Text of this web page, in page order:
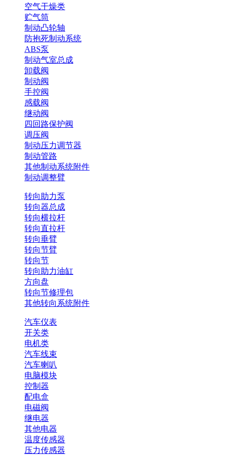
空气干燥类
贮气筒
制动凸轮轴
防抱死制动系统
ABS泵
制动气室总成
卸载阀
制动阀
手控阀
感载阀
继动阀
四回路保护阀
调压阀
制动压力调节器
制动管路
其他制动系统附件
制动调整臂
转向助力泵
转向器总成
转向横拉杆
转向直拉杆
转向垂臂
转向节臂
转向节
转向助力油缸
方向盘
转向节修理包
其他转向系统附件
汽车仪表
开关类
电机类
汽车线束
汽车喇叭
电脑模块
控制器
配电盒
电磁阀
继电器
其他电器
温度传感器
压力传感器